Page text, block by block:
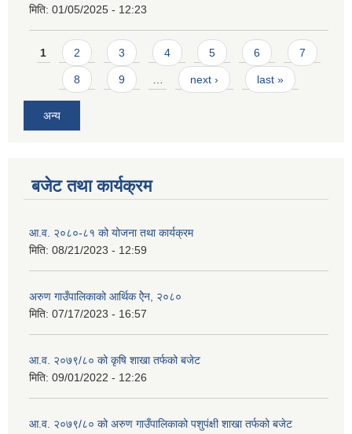
मिति: 01/05/2025 - 12:23
Pages
1 2 3 4 5 6 7
8 9 next › last »
अन्य
बजेट तथा कार्यक्रम
आ.व. २०८०-८१ को योजना तथा कार्यक्रम
मिति: 08/21/2023 - 12:59
अरुण गाउँपालिकाको आर्थिक ऐेन, २०८०
मिति: 07/17/2023 - 16:57
आ.व. २०७९/८० को कृषि शाखा तर्फको बजेट
मिति: 09/01/2022 - 12:26
आ.व. २०७९/८० को अरुण गाउँपालिकाको पशुपंक्षी शाखा तर्फको बजेट